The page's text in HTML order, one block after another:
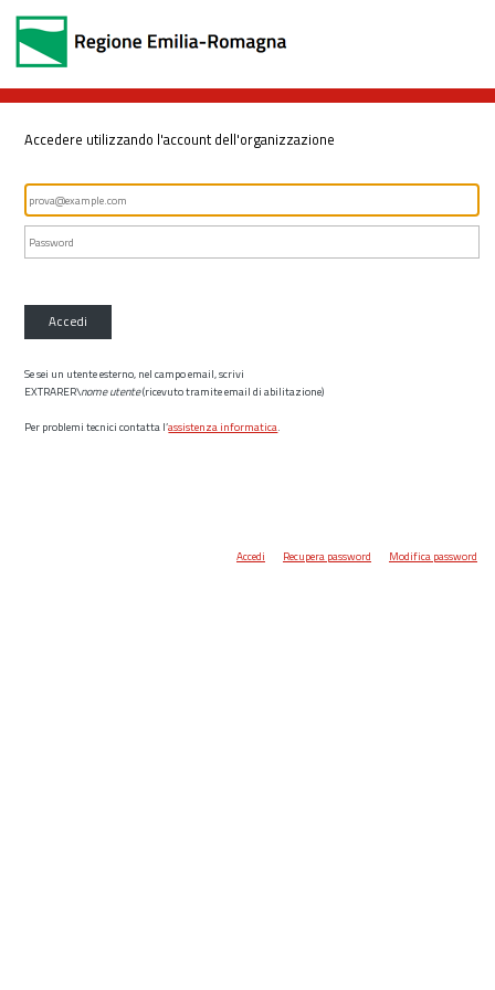
Accedere utilizzando l'account dell'organizzazione
Accedi
Se sei un utente esterno, nel campo email, scrivi
EXTRARER\nome utente(ricevuto tramite email di abilitazione)
Per problemi tecnici contatta l’assistenza informatica.
Accedi Recupera password Modifica password